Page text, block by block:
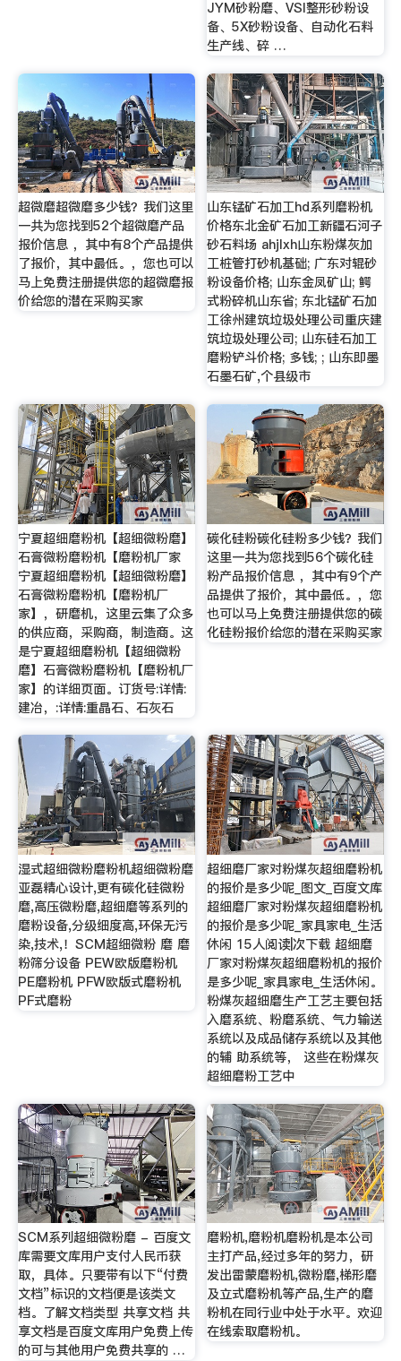
JYM砂粉磨、VSI整形砂粉设
备、5X砂粉设备、自动化石料
生产线、碎 …
超微磨超微磨多少钱？我们这里
一共为您找到52个超微磨产品
报价信息 ，其中有8个产品提供
了报价，其中最低。，您也可以
马上免费注册提供您的超微磨报
价给您的潜在采购买家
山东锰矿石加工hd系列磨粉机
价格东北金矿石加工新疆石河子
砂石料场 ahjlxh山东粉煤灰加
工桩管打砂机基础; 广东对辊砂
粉设备价格; 山东金凤矿山; 鳄
式粉碎机山东省; 东北锰矿石加
工徐州建筑垃圾处理公司重庆建
筑垃圾处理公司; 山东硅石加工
磨粉铲斗价格; 多钱; ; 山东即墨
石墨石矿,个县级市
宁夏超细磨粉机【超细微粉磨】
石膏微粉磨粉机【磨粉机厂家
宁夏超细磨粉机【超细微粉磨】
石膏微粉磨粉机【磨粉机厂
家】，研磨机，这里云集了众多
的供应商，采购商，制造商。这
是宁夏超细磨粉机【超细微粉
磨】石膏微粉磨粉机【磨粉机厂
家】的详细页面。订货号:详情:
建冶，:详情:重晶石、石灰石
碳化硅粉碳化硅粉多少钱？我们
这里一共为您找到56个碳化硅
粉产品报价信息 ，其中有9个产
品提供了报价，其中最低。，您
也可以马上免费注册提供您的碳
化硅粉报价给您的潜在采购买家
湿式超细微粉磨粉机超细微粉磨
亚磊精心设计,更有碳化硅微粉
磨,高压微粉磨,超细磨等系列的
磨粉设备,分级细度高,环保无污
染,技术,！SCM超细微粉 磨 磨
粉筛分设备 PEW欧版磨粉机
PE磨粉机 PFW欧版式磨粉机
PF式磨粉
超细磨厂家对粉煤灰超细磨粉机
的报价是多少呢_图文_百度文库
超细磨厂家对粉煤灰超细磨粉机
的报价是多少呢_家具家电_生活
休闲 15人阅读|次下载 超细磨
厂家对粉煤灰超细磨粉机的报价
是多少呢_家具家电_生活休闲。
粉煤灰超细磨生产工艺主要包括
入磨系统、粉磨系统、气力输送
系统以及成品储存系统以及其他
的辅 助系统等， 这些在粉煤灰
超细磨粉工艺中
SCM系列超细微粉磨 - 百度文
库需要文库用户支付人民币获
取，具体。只要带有以下“付费
文档”标识的文档便是该类文
档。了解文档类型 共享文档 共
享文档是百度文库用户免费上传
的可与其他用户免费共享的 …
磨粉机,磨粉机磨粉机是本公司
主打产品,经过多年的努力，研
发出雷蒙磨粉机,微粉磨,梯形磨
及立式磨粉机等产品,生产的磨
粉机在同行业中处于水平。欢迎
在线索取磨粉机。